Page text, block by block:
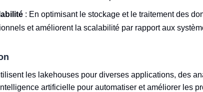
: En optimisant le stockage et le traitement des
et améliorent la scalabilité par rapport aux
les lakehouses pour diverses applications, des
artificielle pour automatiser et améliorer les